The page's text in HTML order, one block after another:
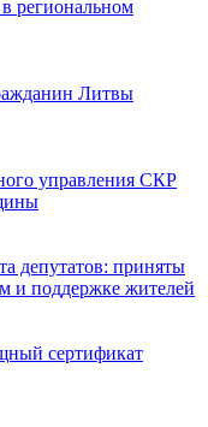
региональном
Литвы
управления СКР
депутатов: приняты
и поддержке жителей
сертификат